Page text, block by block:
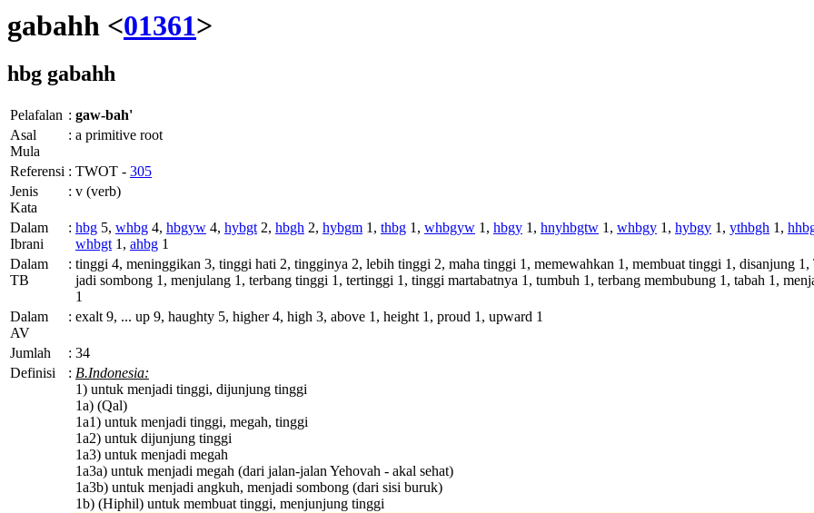
gabahh <01361>
hbg gabahh
Pelafalan : gaw-bah'
Asal
Mula
: a primitive root
Referensi : TWOT - 305
Jenis
Kata
: v (verb)
Dalam
Ibrani
: hbg 5, whbg 4, hbgyw 4, hybgt 2, hbgh 2, hybgm 1, thbg 1, whbgyw 1, hbgy 1, hnyhbgtw 1, whbgy 1, hybgy 1, ythbgh 1,
whbgt 1, ahbg 1
Dalam
TB
: tinggi 4, meninggikan 3, tinggi hati 2, tingginya 2, lebih tinggi 2, maha tinggi 1, memewahkan 1, membuat tinggi 1, disanjung
jadi sombong 1, menjulang 1, terbang tinggi 1, tertinggi 1, tinggi martabatnya 1, tumbuh 1, terbang membubung 1, tabah 1,
1
Dalam
AV
: exalt 9, ... up 9, haughty 5, higher 4, high 3, above 1, height 1, proud 1, upward 1
Jumlah : 34
Definisi
: B.Indonesia:
1) untuk menjadi tinggi, dijunjung tinggi
1a) (Qal)
1a1) untuk menjadi tinggi, megah, tinggi
1a2) untuk dijunjung tinggi
1a3) untuk menjadi megah
1a3a) untuk menjadi megah (dari jalan-jalan Yehovah - akal sehat)
1a3b) untuk menjadi angkuh, menjadi sombong (dari sisi buruk)
1b) (Hiphil) untuk membuat tinggi, menjunjung tinggi